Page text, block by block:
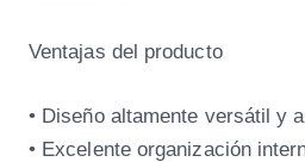
Ventajas del producto
• Diseño altamente versátil y
• Excelente organización